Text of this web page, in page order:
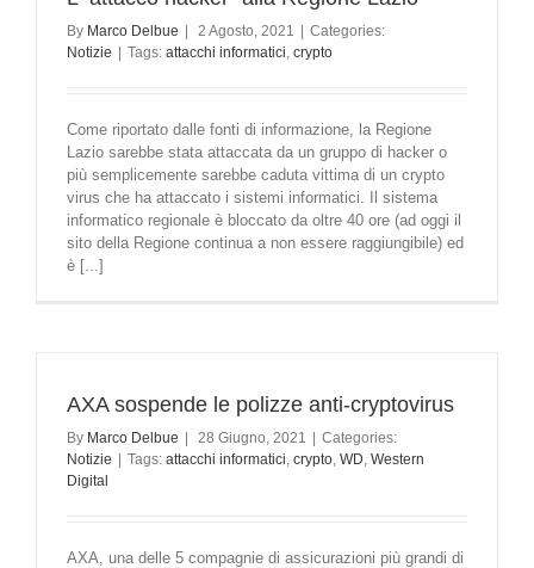
By Marco Delbue 2 Agosto, 2021
Categories:
Notizie
Tags: attacchi informatici, crypto
Come riportato dalle fonti di informazione, la Regione
Lazio sarebbe stata attaccata da un gruppo di hacker o
più semplicemente sarebbe caduta vittima di un crypto
virus che ha attaccato i sistemi informatici. Il sistema
informatico regionale è bloccato da oltre 40 ore (ad oggi il
sito della Regione continua a non essere raggiungibile) ed
è [...]
AXA sospende le polizze anti-cryptovirus
By Marco Delbue 28 Giugno, 2021
Categories:
Notizie
Tags: attacchi informatici, crypto, WD, Western
Digital
AXA, una delle 5 compagnie di assicurazioni più grandi di